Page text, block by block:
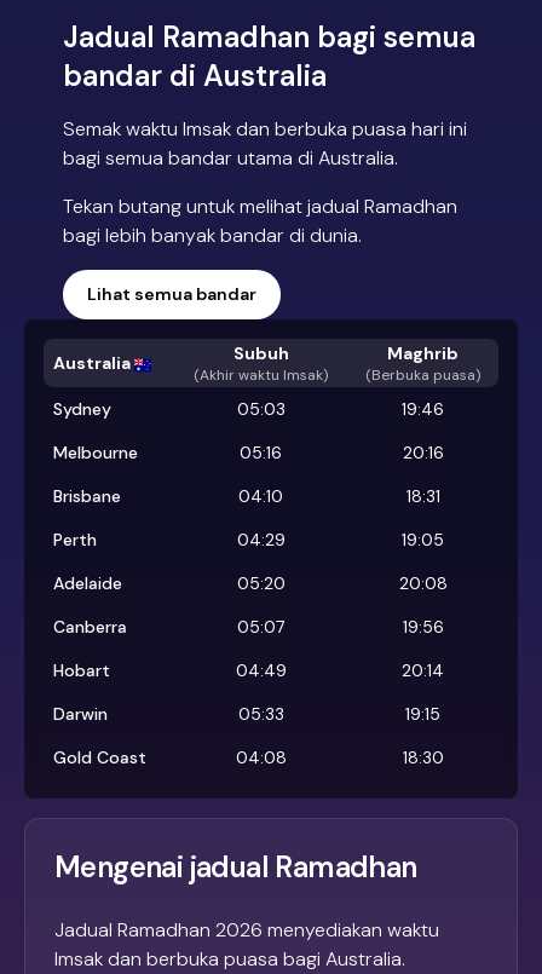
Jadual Ramadhan bagi semua
bandar di Australia
Semak waktu Imsak dan berbuka puasa hari ini
bagi semua bandar utama di Australia.
Tekan butang untuk melihat jadual Ramadhan
bagi lebih banyak bandar di dunia.
Lihat semua bandar
Australia Subuh
(Akhir waktu Imsak)
Maghrib
(Berbuka puasa)
Sydney 05:03
19:46
Melbourne
05:16
20:16
Brisbane
04:10
18:31
Perth
04:29
19:05
Adelaide
05:20
20:08
Canberra
05:07
19:56
Hobart
04:49
20:14
Darwin
05:33
19:15
Gold Coast
04:08 18:30
Mengenai jadual Ramadhan
Jadual Ramadhan 2026 menyediakan waktu
Imsak dan berbuka puasa bagi Australia.